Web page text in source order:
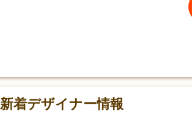
新着デザイナー情報